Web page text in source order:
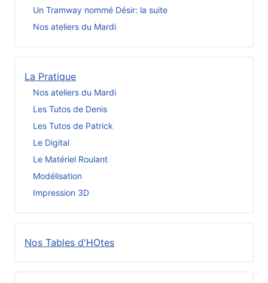
Un Tramway nommé Désir: la suite
Nos ateliers du Mardi
La Pratique
Nos ateliers du Mardi
Les Tutos de Denis
Les Tutos de Patrick
Le Digital
Le Matériel Roulant
Modélisation
Impression 3D
Nos Tables d'HOtes